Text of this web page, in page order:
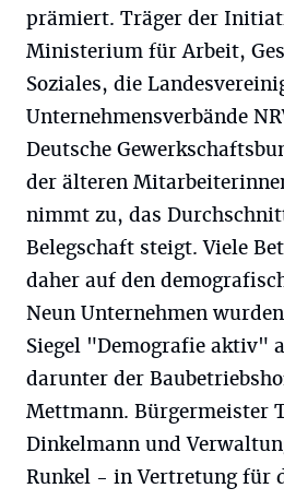
prämiert. Träger der
Ministerium für Arbeit,
Soziales, die
Unternehmensverbände
Deutsche
der älteren
nimmt zu, das
Belegschaft steigt. Viele
daher auf den
Neun Unternehmen
Siegel "Demografie aktiv"
darunter der
Mettmann. Bürgermeister
Dinkelmann und
Runkel - in Vertretung für